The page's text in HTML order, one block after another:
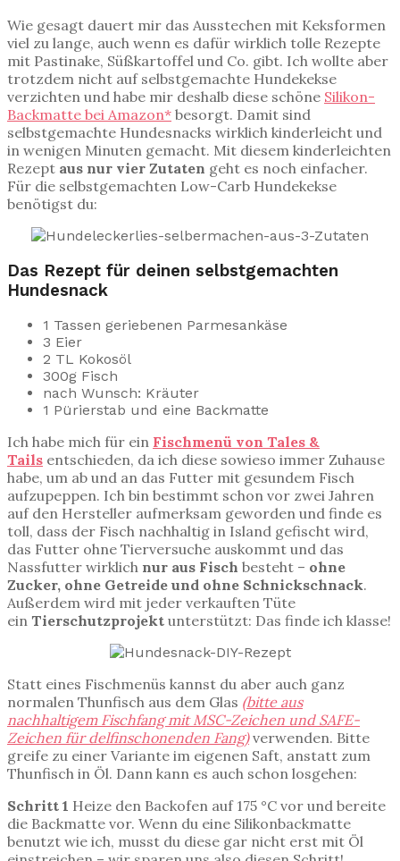
Wie gesagt dauert mir das Ausstechen mit Keksformen
viel zu lange, auch wenn es dafür wirklich tolle Rezepte
mit Pastinake, Süßkartoffel und Co. gibt. Ich wollte aber
trotzdem nicht auf selbstgemachte Hundekekse
verzichten und habe mir deshalb diese schöne Silikon-
Backmatte bei Amazon* besorgt. Damit sind
selbstgemachte Hundesnacks wirklich kinderleicht und
in wenigen Minuten gemacht. Mit diesem kinderleichten
Rezept aus nur vier Zutaten geht es noch einfacher.
Für die selbstgemachten Low-Carb Hundekekse
benötigst du:
Das Rezept für deinen selbstgemachten
Hundesnack
1 Tassen geriebenen Parmesankäse
3 Eier
2 TL Kokosöl
300g Fisch
nach Wunsch: Kräuter
1 Pürierstab und eine Backmatte
Ich habe mich für ein Fischmenü von Tales &
Tails entschieden, da ich diese sowieso immer Zuhause
habe, um ab und an das Futter mit gesundem Fisch
aufzupeppen. Ich bin bestimmt schon vor zwei Jahren
auf den Hersteller aufmerksam geworden und finde es
toll, dass der Fisch nachhaltig in Island gefischt wird,
das Futter ohne Tierversuche auskommt und das
Nassfutter wirklich nur aus Fisch besteht – ohne
Zucker, ohne Getreide und ohne Schnickschnack.
Außerdem wird mit jeder verkauften Tüte
ein Tierschutzprojekt unterstützt: Das finde ich klasse!
Statt eines Fischmenüs kannst du aber auch ganz
normalen Thunfisch aus dem Glas (bitte aus
nachhaltigem Fischfang mit MSC-Zeichen und SAFE-
Zeichen für delfinschonenden Fang)verwenden. Bitte
greife zu einer Variante im eigenen Saft, anstatt zum
Thunfisch in Öl. Dann kann es auch schon losgehen:
Schritt 1 Heize den Backofen auf 175 °C vor und bereite
die Backmatte vor. Wenn du eine Silikonbackmatte
benutzt wie ich, musst du diese gar nicht erst mit Öl